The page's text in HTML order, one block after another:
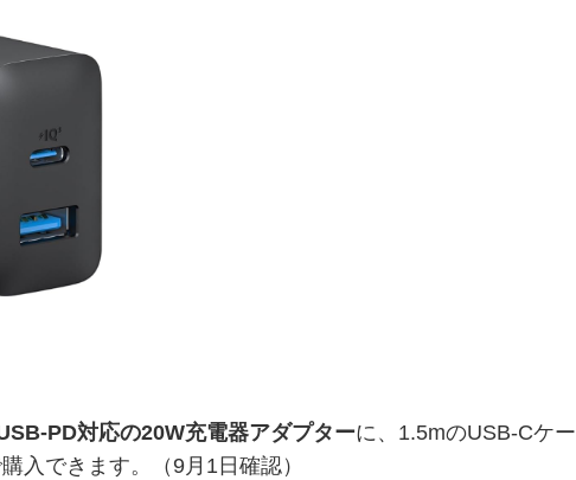
PD対応の20W充電器アダプターに、1.5mのUSB-Cケー
入できます。（9月1日確認）